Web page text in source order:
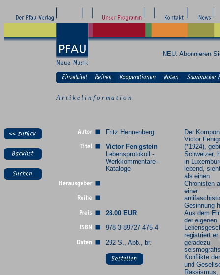
NEU: Abonnieren
A r t i k e l i n f o r m a t i o n
Fritz Hennenberg
Victor Fenigstein
Lebensprotokoll -
Werkkommentare -
Kataloge
28.00 EUR
978-3-89727-475-4
292 S., Abb., br.
Der
Victor
(*1924),
Schweizer,
in
lebend,
als einen
Chronisten
einer
Gesinnung
Aus dem
der eigenen
registriert er
geradezu
Konflikte
und
Rassismus,